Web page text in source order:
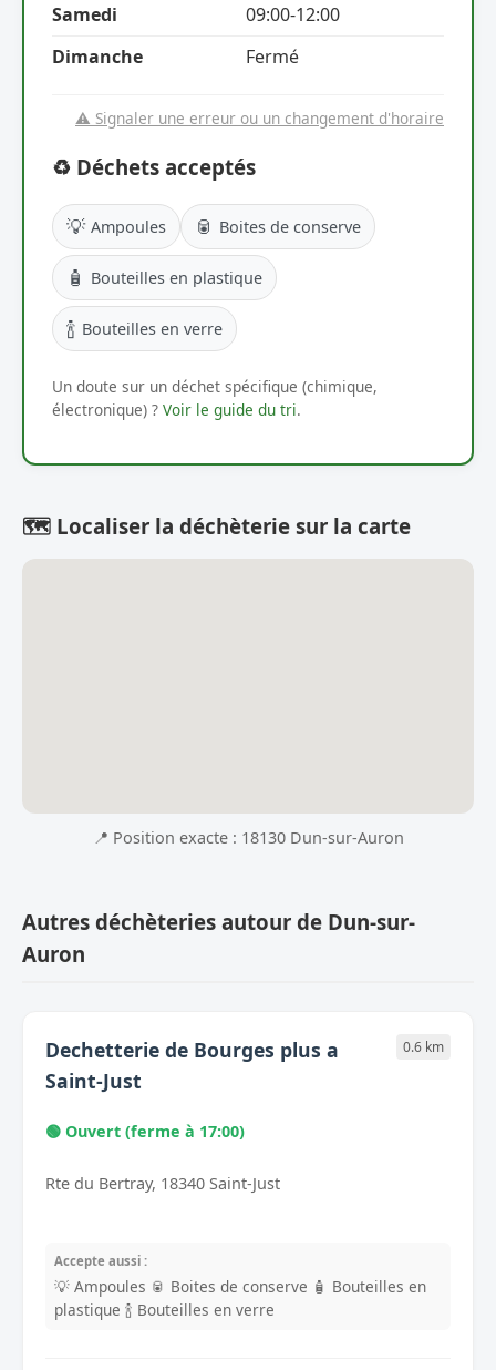
Samedi
09:00-12:00
Dimanche
Fermé
⚠️ Signaler une erreur ou un changement d'horaire
♻️ Déchets acceptés
💡 Ampoules 🥫 Boites de conserve
🧴 Bouteilles en plastique
🍾 Bouteilles en verre
Un doute sur un déchet spécifique (chimique,
électronique) ? Voir le guide du tri.
🗺️ Localiser la déchèterie sur la carte
📍 Position exacte : 18130 Dun-sur-Auron
Autres déchèteries autour de Dun-sur-
Auron
Dechetterie de Bourges plus a
Saint-Just
0.6 km
🟢 Ouvert (ferme à 17:00)
Rte du Bertray, 18340 Saint-Just
Accepte aussi :
💡 Ampoules 🥫 Boites de conserve 🧴 Bouteilles en
plastique 🍾 Bouteilles en verre